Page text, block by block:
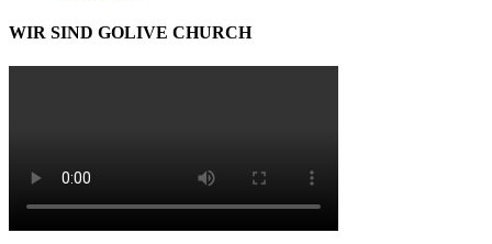
WIR SIND GOLIVE CHURCH